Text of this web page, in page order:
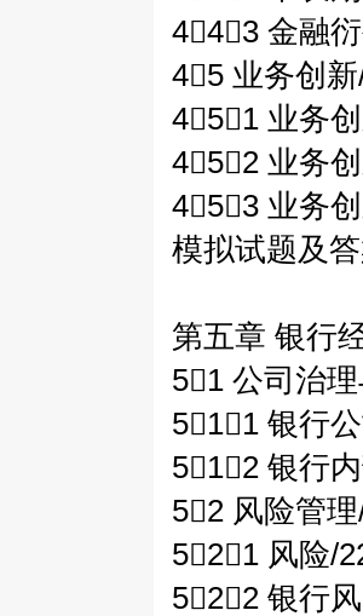
443 金融
45 业务创
451 业务
452 业务
453 业务
模拟试题及
第五章 银行
51 公司治
511 银行
512 银行
52 风险管
521 风险/
522 银行